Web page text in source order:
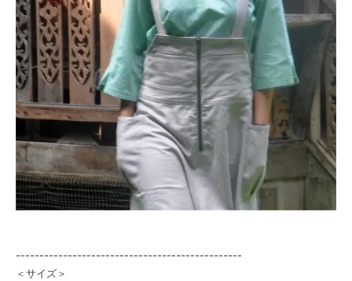
------------------------------------------------
＜サイズ＞